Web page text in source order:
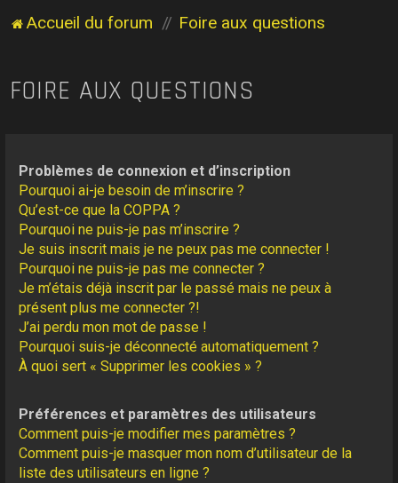
Accueil du forum Foire aux questions
FOIRE AUX QUESTIONS
Problèmes de connexion et d’inscription
Pourquoi ai-je besoin de m’inscrire ?
Qu’est-ce que la COPPA ?
Pourquoi ne puis-je pas m’inscrire ?
Je suis inscrit mais je ne peux pas me connecter !
Pourquoi ne puis-je pas me connecter ?
Je m’étais déjà inscrit par le passé mais ne peux à
présent plus me connecter ?!
J’ai perdu mon mot de passe !
Pourquoi suis-je déconnecté automatiquement ?
À quoi sert « Supprimer les cookies » ?
Préférences et paramètres des utilisateurs
Comment puis-je modifier mes paramètres ?
Comment puis-je masquer mon nom d’utilisateur de la
liste des utilisateurs en ligne ?